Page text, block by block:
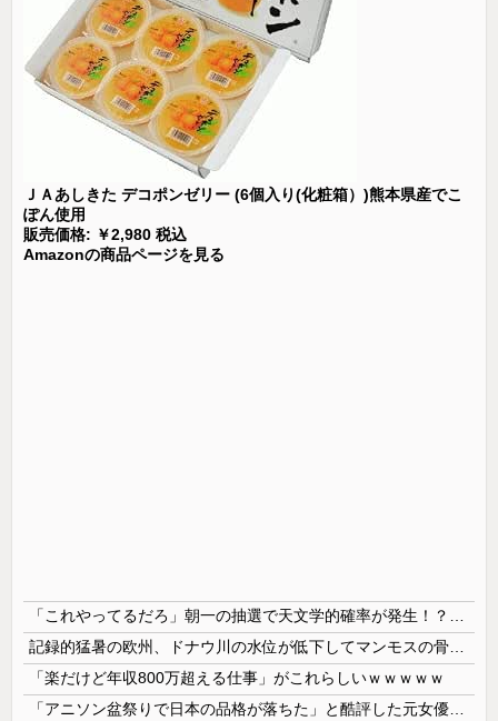
ＪＡあしきた デコポンゼリー (6個入り(化粧箱）)熊本県産でこ
ぽん使用
販売価格: ￥2,980 税込
Amazonの商品ページを見る
「楽だけど年収800万超える仕事」がこれらしいｗｗｗｗｗ